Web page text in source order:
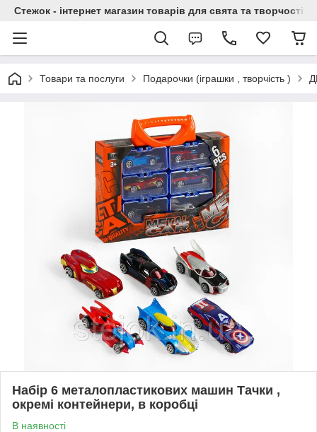
Стежок - інтернет магазин товарів для свята та творчості
Товари та послуги Подарочки (іграшки , творчість )
Набір 6 металопластикових машин Тачки ,
окремі контейнери, в коробці
В наявності